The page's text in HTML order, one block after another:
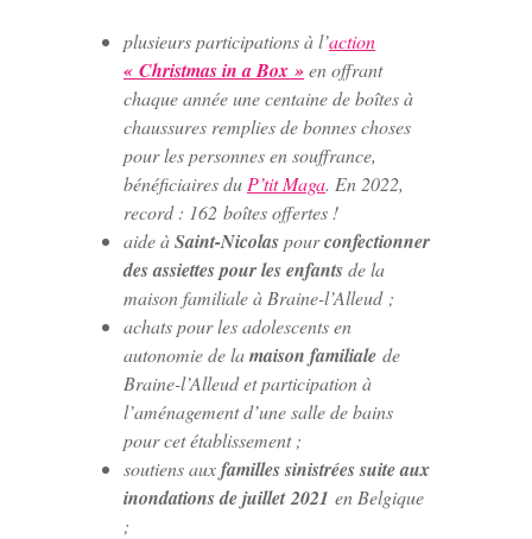
plusieurs participations à l’action
« Christmas in a Box »en offrant
chaque année une centaine de boîtes à
chaussures remplies de bonnes choses
pour les personnes en souffrance,
bénéficiaires du P’tit Maga. En 2022,
record : 162 boîtes offertes !
aide àSaint-Nicolaspourconfectionner
des assiettes pour les enfantsde la
maison familiale à Braine-l’Alleud ;
achats pour les adolescents en
autonomie de lamaison familiale de
Braine-l’Alleud et participation à
l’aménagement d’une salle de bains
pour cet établissement ;
soutiens auxfamilles sinistrées suite aux
inondations de juillet 2021 en Belgique
;